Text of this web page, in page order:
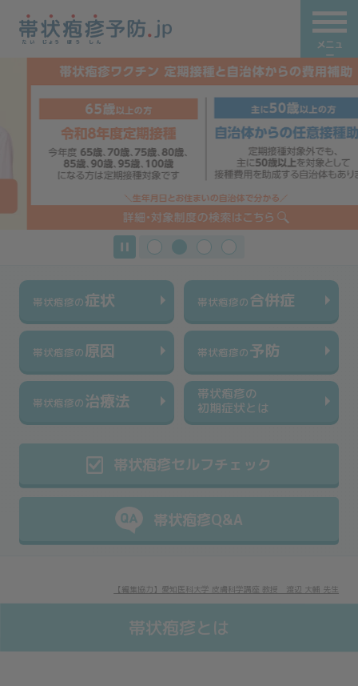
メニュ
ー
帯状疱疹の症状 帯状疱疹の 合併症
帯状疱疹の原因 帯状疱疹の予防
帯状疱疹の治療法
帯状疱疹の
初期症状とは
帯状疱疹セルフチェック
帯状疱疹Q&A
【編集協力】愛知医科大学 皮膚科学講座 教授 渡辺 大輔 先生
帯状疱疹とは